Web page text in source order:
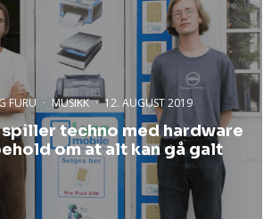
FURU · MUSIKK · 12. AUGUST 2019
techno med hardware
om at alt kan gå galt